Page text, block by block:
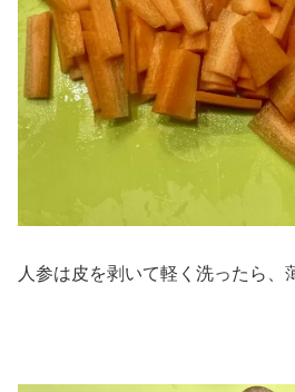
人参は皮を剥いて軽く洗ったら、